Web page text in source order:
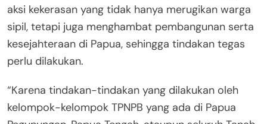
aksi kekerasan yang tidak hanya merugikan warga
sipil, tetapi juga menghambat pembangunan serta
kesejahteraan di Papua, sehingga tindakan tegas
perlu dilakukan.
“Karena tindakan-tindakan yang dilakukan oleh
kelompok-kelompok TPNPB yang ada di Papua